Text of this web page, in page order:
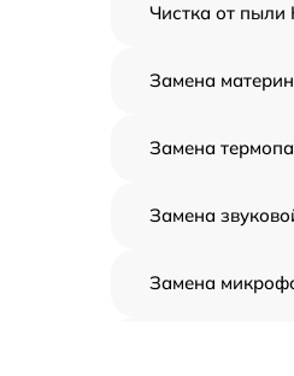
Чистка от пыли
Замена
Замена
Замена
Замена